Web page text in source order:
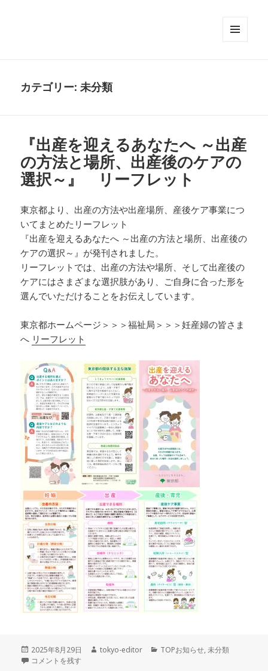
カテゴリー:未分類
『出産を迎えるあなたへ ～出産
の方法と場所、出産後のケアの
選択～』 リーフレット
東京都より、出産の方法や出産場所、産後ケア事業につ
いてまとめたリーフレット
『出産を迎えるあなたへ ～出産の方法と場所、出産後の
ケアの選択～』が発刊されました。
リーフレットでは、出産の方法や場所、そして出産後の
ケアにはさまざまな選択肢があり、ご自身に合った形を
選んでいただけることをお伝えしています。
東京都ホームページ＞＞＞福祉局＞＞＞妊産婦の皆さま
へ リーフレット
投
稿
2025年8月29日
作
tokyo-editor
カ
TOPお知らせ,未分類
『出産を迎えるあなたへ ～出産の方法と場所、出産後のケアの選択～
コメントを残す